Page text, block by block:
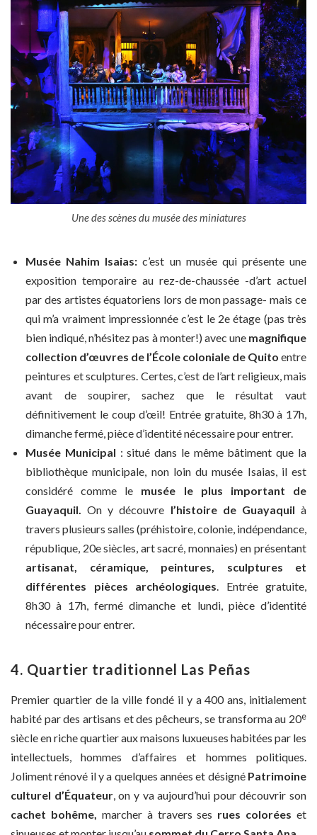
Une des scènes du musée des miniatures
Musée Nahim Isaias: c’est un musée qui présente une
exposition temporaire au rez-de-chaussée -d’art actuel
par des artistes équatoriens lors de mon passage- mais ce
qui m’a vraiment impressionnée c’est le 2e étage (pas très
bien indiqué, n’hésitez pas à monter!) avec une magnifique
collection d’œuvres de l’École coloniale de Quito entre
peintures et sculptures. Certes, c’est de l’art religieux, mais
avant de soupirer, sachez que le résultat vaut
définitivement le coup d’œil! Entrée gratuite, 8h30 à 17h,
dimanche fermé, pièce d’identité nécessaire pour entrer.
Musée Municipal : situé dans le même bâtiment que la
bibliothèque municipale, non loin du musée Isaias, il est
considéré comme le musée le plus important de
Guayaquil.On y découvre l’histoire de Guayaquil à
travers plusieurs salles (préhistoire, colonie, indépendance,
république, 20e siècles, art sacré, monnaies) en présentant
artisanat, céramique, peintures, sculptures et
différentes pièces archéologiques. Entrée gratuite,
8h30 à 17h, fermé dimanche et lundi, pièce d’identité
nécessaire pour entrer.
4. Quartier traditionnel Las Peñas
Premier quartier de la ville fondé il y a 400 ans, initialement
habité par des artisans et des pêcheurs, se transforma au 20e
siècle en riche quartier aux maisons luxueuses habitées par les
intellectuels, hommes d’affaires et hommes politiques.
Joliment rénové il y a quelques années et désigné Patrimoine
culturel d’Équateur, on y va aujourd’hui pour découvrir son
cachet bohême, marcher à travers ses rues colorées et